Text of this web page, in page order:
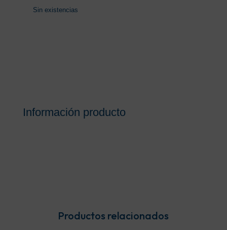
Sin existencias
Información producto
Productos relacionados